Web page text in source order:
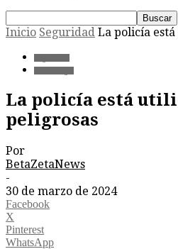
Inicio Seguridad La policía
La policía está
peligrosas
Por
BetaZetaNews
-
30 de marzo de 2024
Facebook
X
Pinterest
WhatsApp